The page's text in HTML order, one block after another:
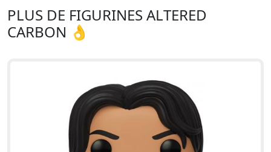
PLUS DE FIGURINES ALTERED
CARBON 👌